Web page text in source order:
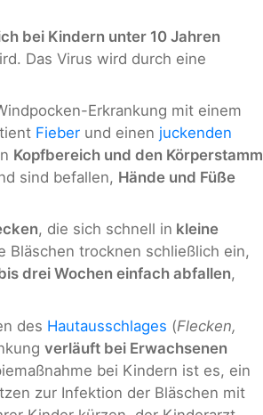
bei Kindern unter 10 Jahren
Das Virus wird durch eine
Erkrankung mit einem
Fieber und einen juckenden
Kopfbereich und den Körperstamm
sind befallen, Hände und Füße
, die sich schnell in kleine
Bläschen trocknen schließlich ein,
drei Wochen einfach abfallen,
des Hautausschlages (Flecken,
verläuft bei Erwachsenen
bei Kindern ist es, ein
zur Infektion der Bläschen mit